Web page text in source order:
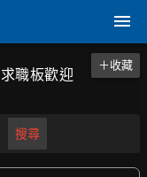
求職板歡迎
＋收藏
搜尋